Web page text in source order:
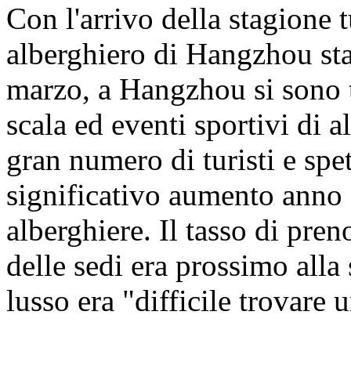
Con l'arrivo della stagione
alberghiero di Hangzhou
marzo, a Hangzhou si
scala ed eventi sportivi di
gran numero di turisti e
significativo aumento
alberghiere. Il tasso di
delle sedi era prossimo
lusso era "difficile trovare